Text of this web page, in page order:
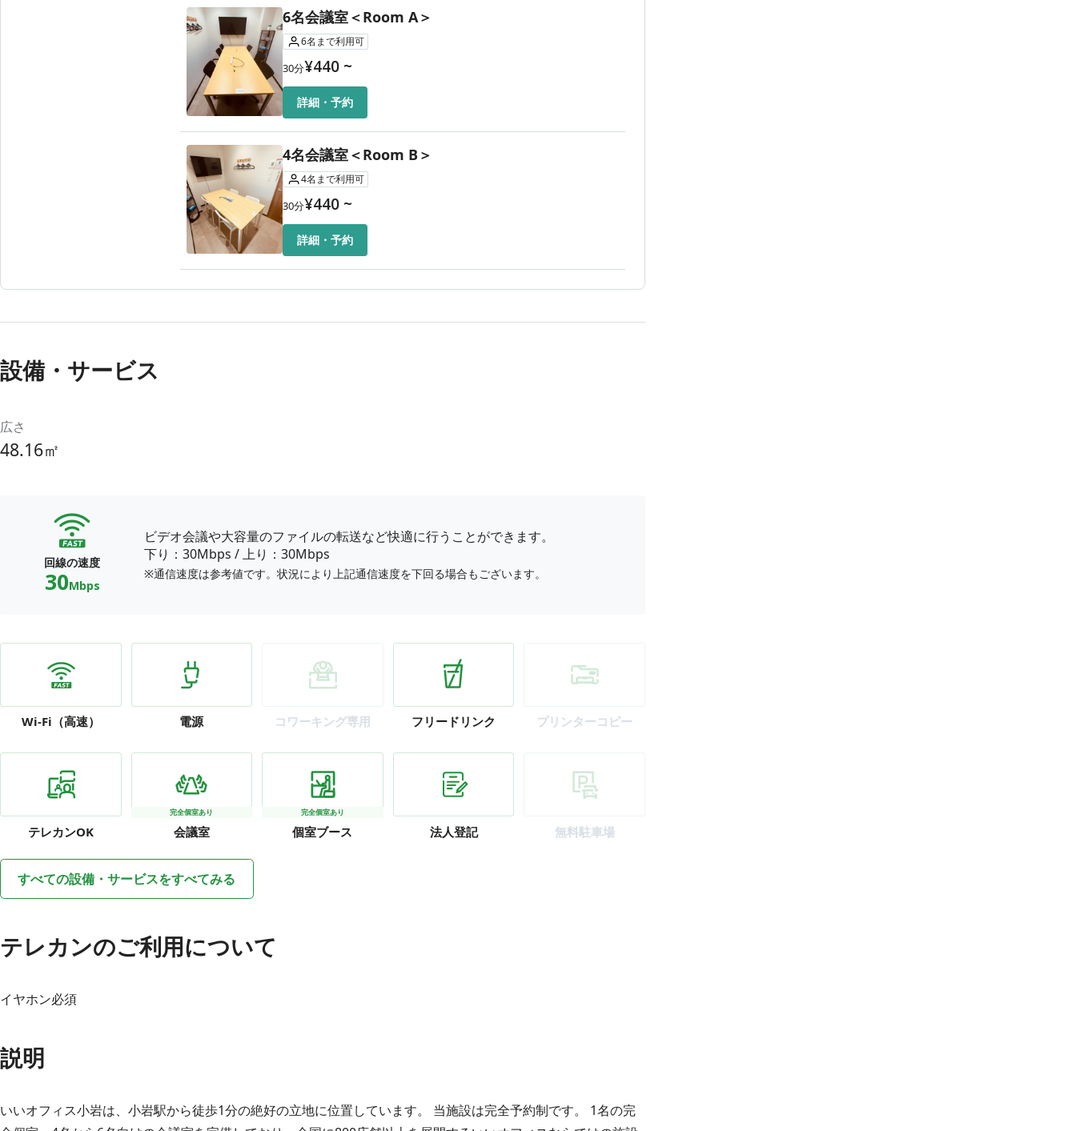
15時間まで ¥ 5,500
6名会議室＜Room A＞
6名 まで利用可
30分¥440 ~
詳細・予約
4名会議室＜Room B＞
4名 まで利用可
30分¥440 ~
詳細・予約
設備・サービス
広さ
48.16㎡
回線の速度
30Mbps
ビデオ会議や大容量のファイルの転送など快適に行うことができます。
下り：30Mbps /上り：30Mbps
※通信速度は参考値です。状況により上記通信速度を下回る場合もございます。
Wi-Fi （高速） 電源 コワーキング専用 フリー ドリンク プリンターコピー
テレカンOK 会議室
完全個室あり
個室ブース
完全個室あり
法人登記 無料駐車場
すべての設備・サービスをすべてみる
テレカンのご利用について
イヤホン必須
説明
いいオフィス小岩は、小岩駅から徒歩1分の絶好の立地に位置しています。 当施設は完全予約制です。 1名の完